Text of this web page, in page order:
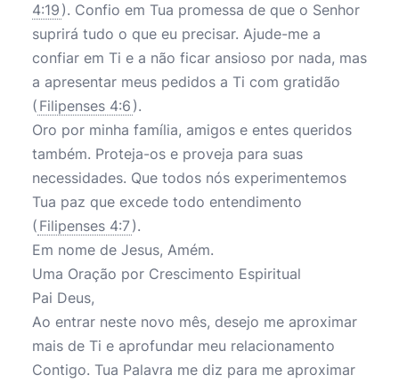
4:19 ). Confio em Tua promessa de que o Senhor
suprirá tudo o que eu precisar. Ajude-me a
confiar em Ti e a não ficar ansioso por nada, mas
a apresentar meus pedidos a Ti com gratidão
( Filipenses 4:6 ).
Oro por minha família, amigos e entes queridos
também. Proteja-os e proveja para suas
necessidades. Que todos nós experimentemos
Tua paz que excede todo entendimento
( Filipenses 4:7).
Em nome de Jesus, Amém.
Uma Oração por Crescimento Espiritual
Pai Deus,
Ao entrar neste novo mês, desejo me aproximar
mais de Ti e aprofundar meu relacionamento
Contigo. Tua Palavra me diz para me aproximar